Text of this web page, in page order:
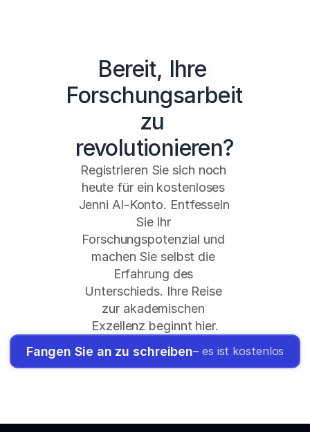
Bereit, Ihre
Forschungsarbeit
zu
revolutionieren?
Registrieren Sie sich noch
heute für ein kostenloses
Jenni AI-Konto. Entfesseln
Sie Ihr
Forschungspotenzial und
machen Sie selbst die
Erfahrung des
Unterschieds. Ihre Reise
zur akademischen
Exzellenz beginnt hier.
Fangen Sie an zu schreiben– es ist kostenlos